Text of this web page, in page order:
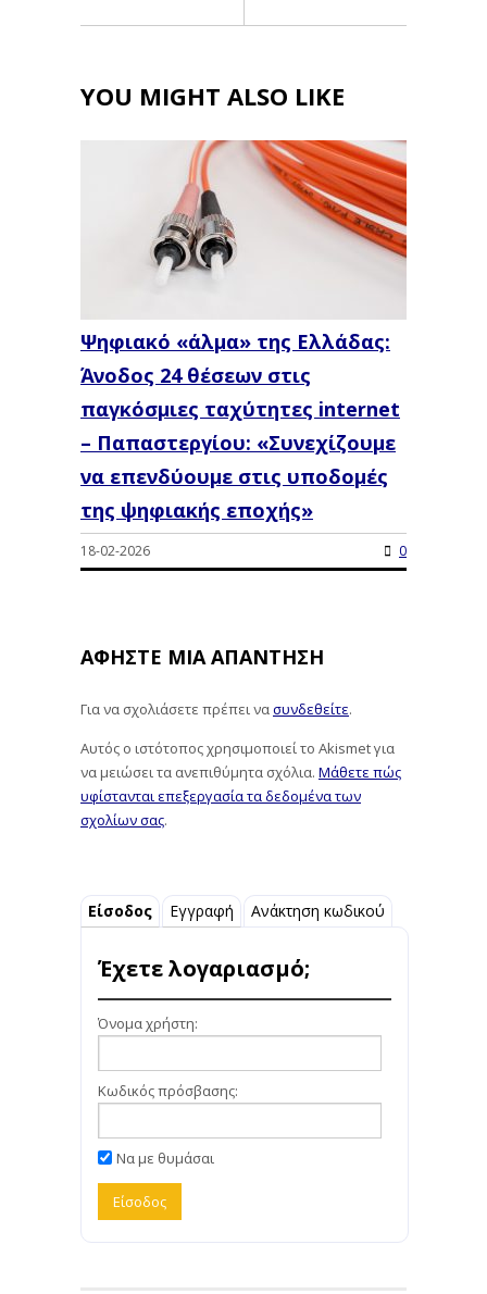
YOU MIGHT ALSO LIKE
Ψηφιακό «άλμα» της Ελλάδας:
Άνοδος 24 θέσεων στις
παγκόσμιες ταχύτητες internet
– Παπαστεργίου: «Συνεχίζουμε
να επενδύουμε στις υποδομές
της ψηφιακής εποχής»
18-02-2026 0
ΑΦΉΣΤΕ ΜΙΑ ΑΠΆΝΤΗΣΗ
Για να σχολιάσετε πρέπει νασυνδεθείτε.
Αυτός ο ιστότοπος χρησιμοποιεί το Akismet για
να μειώσει τα ανεπιθύμητα σχόλια. Μάθετε πώς
υφίστανται επεξεργασία τα δεδομένα των
σχολίων σας.
Είσοδος Εγγραφή Ανάκτηση κωδικού
Έχετε λογαριασμό;
Όνομα χρήστη:
Κωδικός πρόσβασης:
Να με θυμάσαι